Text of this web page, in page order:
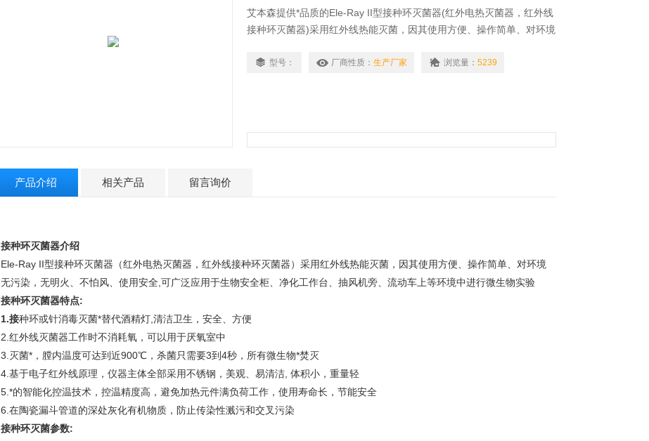
艾本森提供*品质的Ele-Ray II型接种环灭菌器(红外电热灭菌器，红外线
接种环灭菌器)采用红外线热能灭菌，因其使用方便、操作简单、对环境
作台、抽风机旁、流动车上等环境中进行微生物实验。请认准ABSON品
型号： 厂商性质： 生产厂家 浏览量： 5239
产品介绍 相关产品 留言询价
接种环灭菌器介绍
Ele-Ray II型接种环灭菌器（红外电热灭菌器，红外线接种环灭菌器）采用红外线热能灭菌，因其使用方便、操作简单、对环境
无污染，无明火、不怕风、使用安全,可广泛应用于生物安全柜、净化工作台、抽风机旁、流动车上等环境中进行微生物实验
接种环灭菌器特点:
1.接种环或针消毒灭菌*替代酒精灯,清洁卫生，安全、方便
2. 红外线灭菌器工作时不消耗氧，可以用于厌氧室中
3. 灭菌*，膛内温度可达到近900℃，杀菌只需要3到4秒，所有微生物*焚灭
4. 基于电子红外线原理， 仪器主体全部采用不锈钢，美观、易清洁, 体积小，重量轻
5. *的智能化控温技术，控温精度高，避免加热元件满负荷工作，使用寿命长，节能安全
6. 在陶瓷漏斗管道的深处灰化有机物质，防止传染性溅污和交叉污染
接种环灭菌参数: